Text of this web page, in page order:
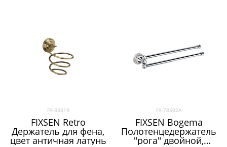
FX-83819
FIXSEN Retro
Держатель для фена,
цвет античная латунь
FX-78502A
FIXSEN Bogema
Полотенцедержатель
"рога" двойной,